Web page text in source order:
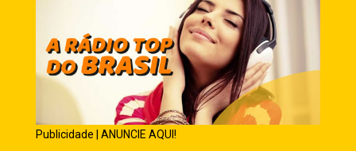
Publicidade | ANUNCIE AQUI!